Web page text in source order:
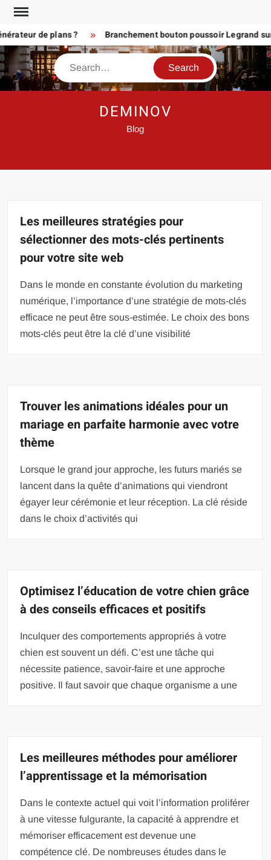
Skip
contentde plans ? Branchement bouton poussoir Legrand sur
Search
DEMINOV
Blog
Les meilleures stratégies pour
sélectionner des mots-clés pertinents
pour votre site web
Dans le monde en constante évolution du marketing
numérique, l’importance d’une stratégie de mots-clés
efficace ne peut être sous-estimée. Le choix des bons
mots-clés peut être la clé d’une visibilité
Trouver les animations idéales pour un
mariage en parfaite harmonie avec votre
thème
Lorsque le grand jour approche, les futurs mariés se
lancent dans la quête d’animations qui viendront
égayer leur cérémonie et leur réception. La clé réside
dans le choix d’activités qui
Optimisez l’éducation de votre chien grâce
à des conseils efficaces et positifs
Inculquer des comportements appropriés à votre
chien est souvent un défi. C’est une tâche qui
nécessite patience, savoir-faire et une approche
positive. Il faut savoir que chaque organisme a une
Les meilleures méthodes pour améliorer
l’apprentissage et la mémorisation
Dans le contexte actuel qui voit l’information proliférer
à une vitesse fulgurante, la capacité à apprendre et
mémoriser efficacement est devenue une
compétence clé. De nombreuses études dans le